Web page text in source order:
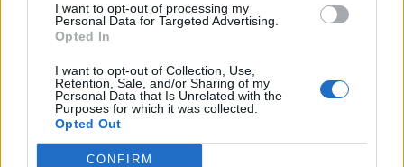
I want to opt-out of processing my
Personal Data for Targeted Advertising.
Opted In
I want to opt-out of Collection, Use,
Retention, Sale, and/or Sharing of my
Personal Data that Is Unrelated with the
Purposes for which it was collected.
Opted Out
CONFIRM
ΔΙΑΦΗΜΙΣΗ